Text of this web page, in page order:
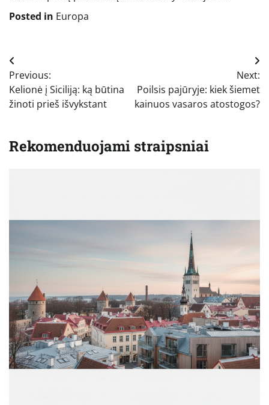
Posted in Europa
Navigacija
tarp
įrašų
Previous:
Kelionė į Siciliją: ką būtina
žinoti prieš išvykstant
Next:
Poilsis pajūryje: kiek šiemet
kainuos vasaros atostogos?
Rekomenduojami straipsniai